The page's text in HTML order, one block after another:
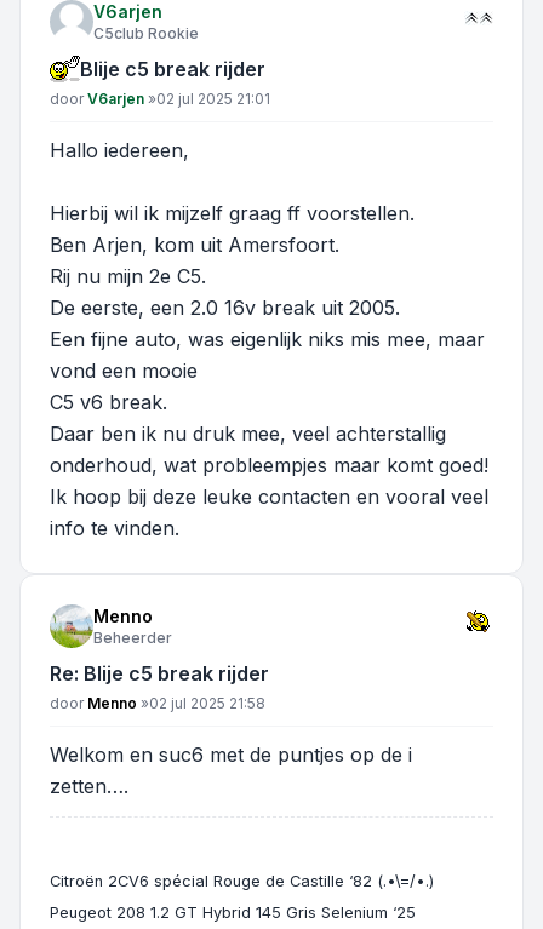
V6arjen
C5club Rookie
Blije c5 break rijder
Bericht
doorV6arjen »02 jul 2025 21:01
Hallo iedereen,
Hierbij wil ik mijzelf graag ff voorstellen.
Ben Arjen, kom uit Amersfoort.
Rij nu mijn 2e C5.
De eerste, een 2.0 16v break uit 2005.
Een fijne auto, was eigenlijk niks mis mee, maar
vond een mooie
C5 v6 break.
Daar ben ik nu druk mee, veel achterstallig
onderhoud, wat probleempjes maar komt goed!
Ik hoop bij deze leuke contacten en vooral veel
info te vinden.
Menno
Beheerder
Re: Blije c5 break rijder
Bericht
door Menno »02 jul 2025 21:58
Welkom en suc6 met de puntjes op de i
zetten….
Citroën 2CV6 spécial Rouge de Castille ‘82 (.•\=/•.)
Peugeot 208 1.2 GT Hybrid 145 Gris Selenium ‘25